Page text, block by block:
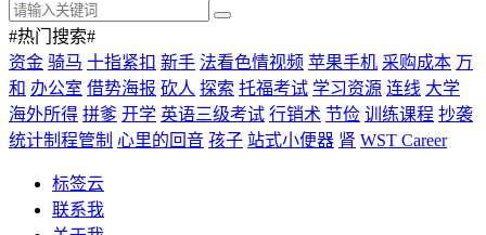
#热门搜索#
资金 骑马 十指紧扣 新手 法看色情视频 苹果手机 采购成本 万
和 办公室 借势海报 砍人 探索 托福考试 学习资源 连线 大学
海外所得 拼爹 开学 英语三级考试 行销术 节俭 训练课程 抄袭
统计制程管制 心里的回音 孩子 站式小便器 肾 WST Career
标签云
联系我